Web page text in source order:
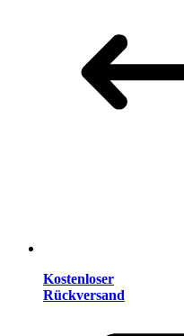
Kostenloser
Rückversand